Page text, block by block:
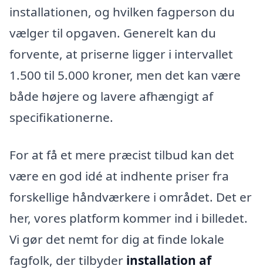
installationen, og hvilken fagperson du
vælger til opgaven. Generelt kan du
forvente, at priserne ligger i intervallet
1.500 til 5.000 kroner, men det kan være
både højere og lavere afhængigt af
specifikationerne.
For at få et mere præcist tilbud kan det
være en god idé at indhente priser fra
forskellige håndværkere i området. Det er
her, vores platform kommer ind i billedet.
Vi gør det nemt for dig at finde lokale
fagfolk, der tilbyder installation af